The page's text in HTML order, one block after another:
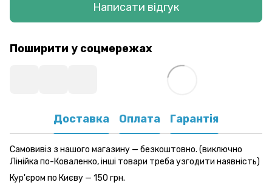
Написати відгук
Поширити у соцмережах
Доставка Оплата Гарантія
Самовивіз з нашого магазину — безкоштовно. (виключно
Лінійка по-Коваленко, інші товари треба узгодити наявність)
Кур'єром по Києву — 150 грн.